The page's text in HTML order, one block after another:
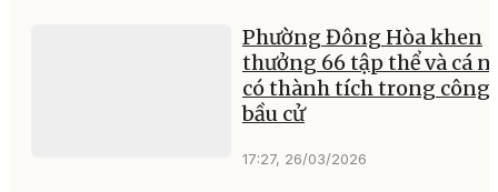
Phường Đông Hòa khen
thưởng 66 tập thể và cá
có thành tích trong công
bầu cử
17:27, 26/03/2026